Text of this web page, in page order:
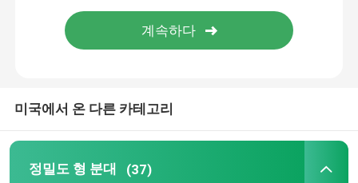
고별 자물쇠 형
볼트와 너트
미국에서 온 다른 카테고리
정밀도 형 분대 (37)